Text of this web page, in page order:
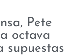
Pete
octava
supuestas